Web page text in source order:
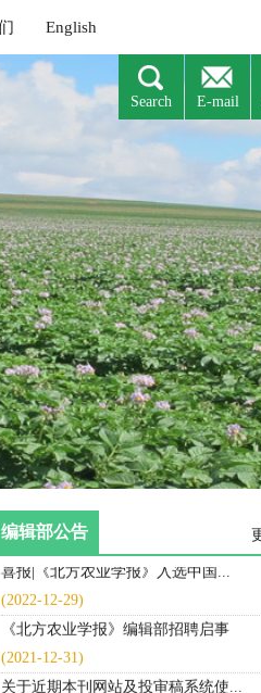
喜报|《北方农业学报》入选中国...
《北方农业学报》编辑部招聘启事
关于近期本刊网站及投审稿系统使...